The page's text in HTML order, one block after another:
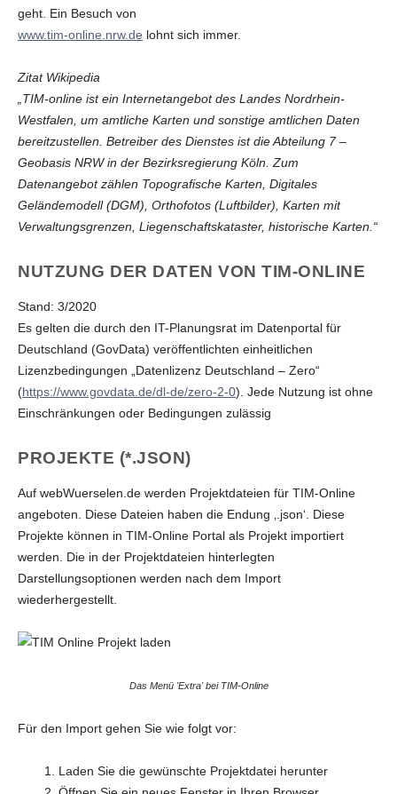
geht. Ein Besuch von
www.tim-online.nrw.de lohnt sich immer.
Zitat Wikipedia
„TIM-online ist ein Internetangebot des Landes Nordrhein-
Westfalen, um amtliche Karten und sonstige amtlichen Daten
bereitzustellen. Betreiber des Dienstes ist die Abteilung 7 –
Geobasis NRW in der Bezirksregierung Köln. Zum
Datenangebot zählen Topografische Karten, Digitales
Geländemodell (DGM), Orthofotos (Luftbilder), Karten mit
Verwaltungsgrenzen, Liegenschaftskataster, historische Karten.“
NUTZUNG DER DATEN VON TIM-ONLINE
Stand: 3/2020
Es gelten die durch den IT-Planungsrat im Datenportal für
Deutschland (GovData) veröffentlichten einheitlichen
Lizenzbedingungen „Datenlizenz Deutschland – Zero“
(https://www.govdata.de/dl-de/zero-2-0). Jede Nutzung ist ohne
Einschränkungen oder Bedingungen zulässig
PROJEKTE (*.JSON)
Auf webWuerselen.de werden Projektdateien für TIM-Online
angeboten. Diese Dateien haben die Endung ‚.json‘. Diese
Projekte können in TIM-Online Portal als Projekt importiert
werden. Die in der Projektdateien hinterlegten
Darstellungsoptionen werden nach dem Import
wiederhergestellt.
Das Menü 'Extra' bei TIM-Online
Für den Import gehen Sie wie folgt vor:
1. Laden Sie die gewünschte Projektdatei herunter